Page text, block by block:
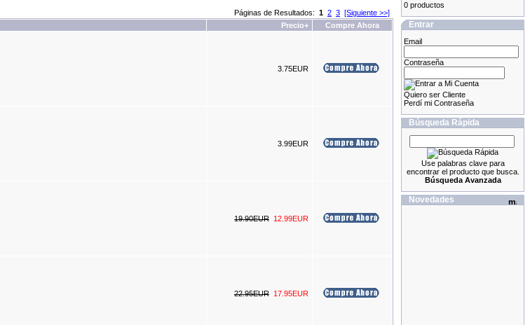
Páginas de Resultados: 1 2 3 [Siguiente >>]
Precio+ Compre Ahora
3.75EUR
3.99EUR
19.90EUR 12.99EUR
22.95EUR 17.95EUR
0 productos
Entrar
Email
Contraseña
Quiero ser Cliente
Perdí mi Contraseña
Búsqueda Rápida
Use palabras clave para
encontrar el producto que busca.
Búsqueda Avanzada
Novedades